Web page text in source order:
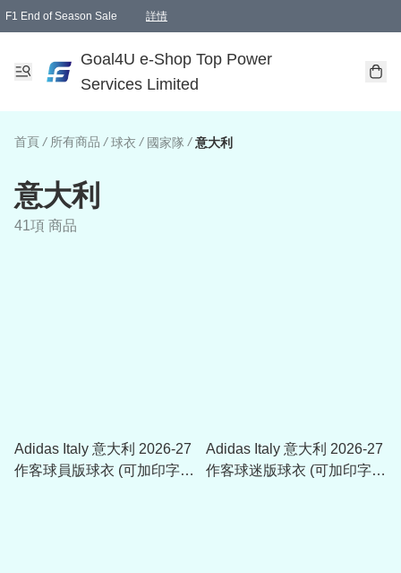
F1 End of Season Sale 詳情
Goal4U e-Shop Top Power
Services Limited
首頁 / 所有商品 / 球衣 / 國家隊 / 意大利
意大利
41項 商品
Adidas Italy 意大利 2026-27
作客球員版球衣 (可加印字
Adidas Italy 意大利 2026-27
作客球迷版球衣 (可加印字